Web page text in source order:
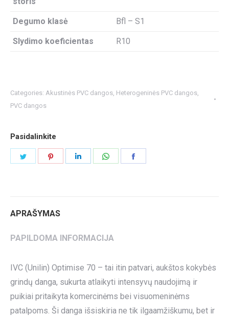
Degumo klasė Bfl – S1
Slydimo koeficientas R10
Categories: Akustinės PVC dangos, Heterogeninės PVC dangos,
PVC dangos
Pasidalinkite
APRAŠYMAS
PAPILDOMA INFORMACIJA
IVC (Unilin) Optimise 70 – tai itin patvari, aukštos kokybės
grindų danga, sukurta atlaikyti intensyvų naudojimą ir
puikiai pritaikyta komercinėms bei visuomeninėms
patalpoms. Ši danga išsiskiria ne tik ilgaamžiškumu, bet ir